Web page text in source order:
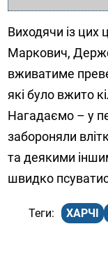
Виходячи із
Маркович,
вживатиме
які було вжито
Нагадаємо – у
забороняли
та деякими
швидко
ХАРЧІ